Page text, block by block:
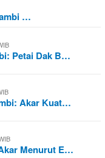
…
Petai Dak B…
Akar Kuat…
Menurut E…